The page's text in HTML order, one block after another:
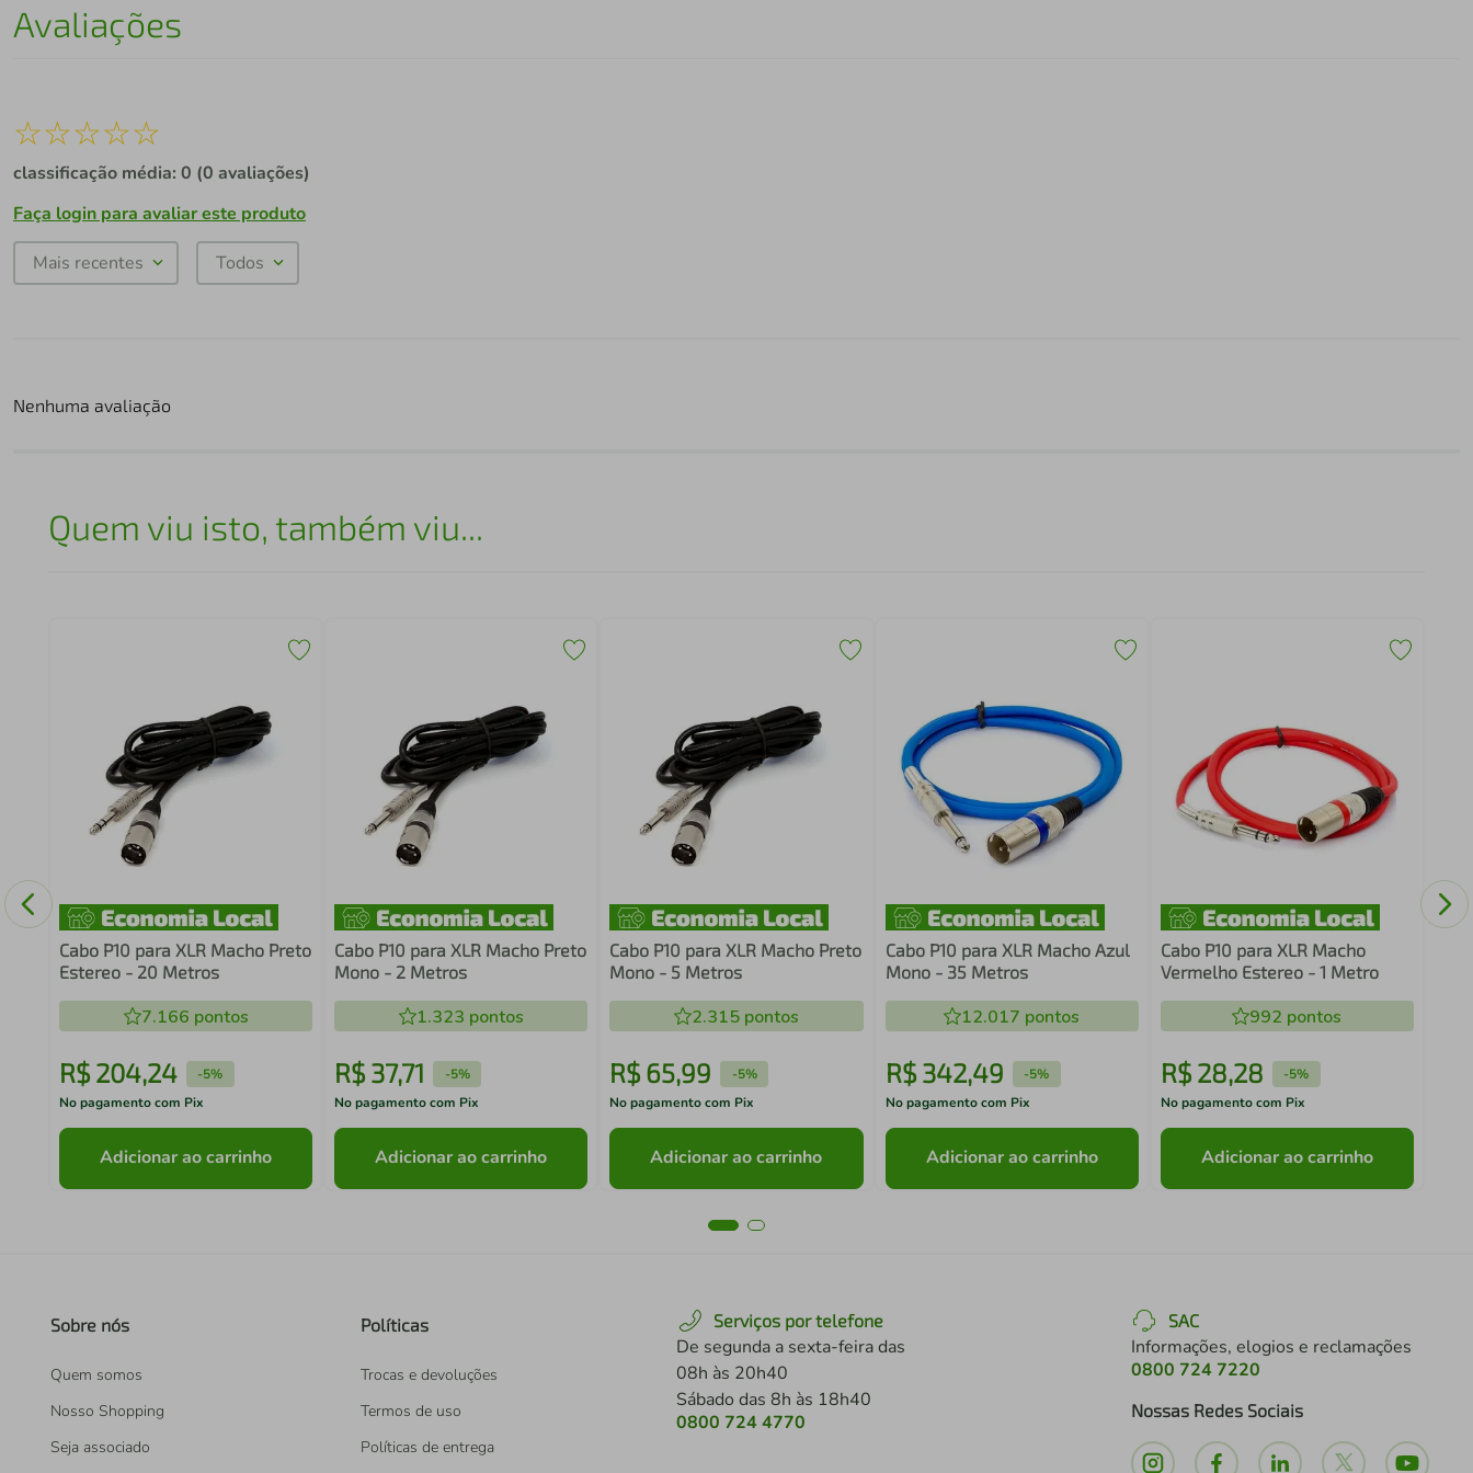
Avaliações
☆☆☆☆☆
classificação média: 0 (0 avaliações)
Faça login para avaliar este produto
Mais recentes Todos
Nenhuma avaliação
Quem viu isto, também viu...
Cabo P10 para XLR Macho Preto
Estereo - 20 Metros
7.166 pontos
R$ 204,24 -5%
No pagamento com Pix
Adicionar ao carrinho
Cabo P10 para XLR Macho Preto
Mono - 2 Metros
1.323 pontos
R$ 37,71 -5%
No pagamento com Pix
Adicionar ao carrinho
Cabo P10 para XLR Macho Preto
Mono - 5 Metros
2.315pontos
R$65,99 -5%
No pagamento com Pix
Adicionar ao carrinho
Cabo P10 para XLR Macho Azul
Mono - 35 Metros
12.017 pontos
R$ 342,49 -5%
No pagamento com Pix
Adicionar ao carrinho
Cabo P10 para XLR Macho
Vermelho Estereo - 1 Metro
992 pontos
R$ 28,28 -5%
No pagamento com Pix
Adicionar ao carrinho
Sobre nós
Quem somos
Nosso Shopping
Seja associado
Políticas
Trocas e devoluções
Termos de uso
Políticas de entrega
Serviços por telefone
De segunda a sexta-feira das
08h às 20h40
Sábado das 8h às 18h40
0800 724 4770
SAC
Informações, elogios e reclamações
0800 724 7220
Nossas Redes Sociais